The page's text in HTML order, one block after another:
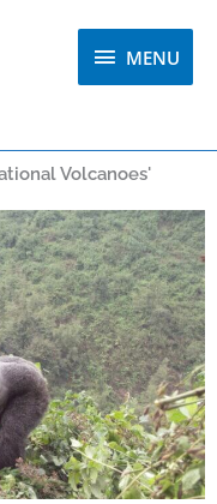
MENU
MENU
Volcanoes'